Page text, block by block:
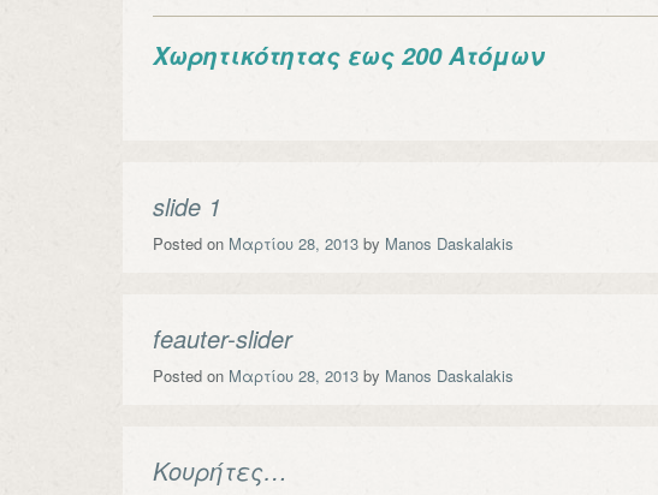
Χωρητικότητας εως 200 Ατόμων
slide 1
Posted on Μαρτίου 28, 2013 by Manos Daskalakis
feauter-slider
Posted on Μαρτίου 28, 2013 by Manos Daskalakis
Kουρήτες…